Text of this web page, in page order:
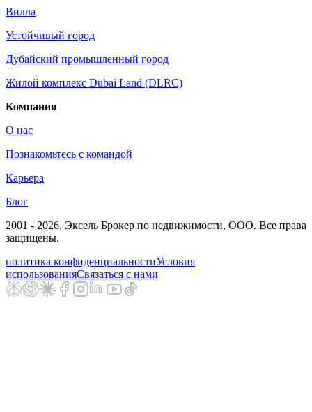
Вилла
Устойчивый город
Дубайский промышленный город
Жилой комплекс Dubai Land (DLRC)
Компания
О нас
Познакомьтесь с командой
Карьера
Блог
2001 - 2026, Эксель Брокер по недвижимости, ООО. Все права
защищены.
политика конфиденциальностиУсловия
использованияСвязаться с нами